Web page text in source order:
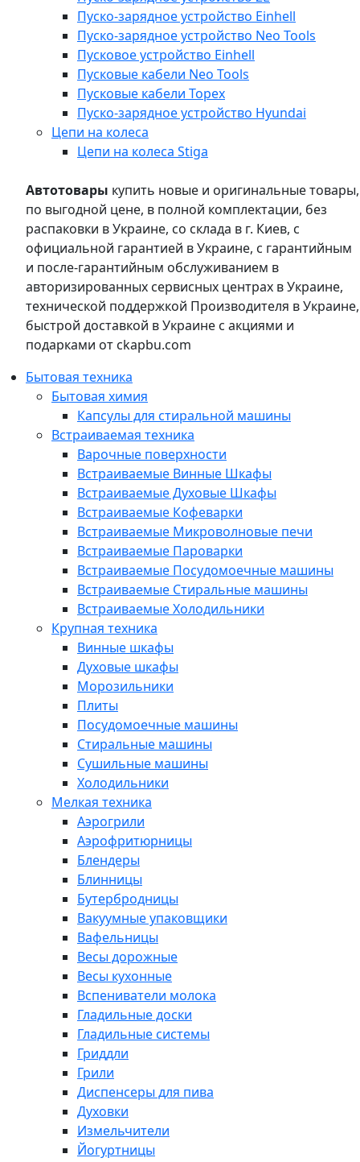
Пуско-зарядное устройство Einhell
Пуско-зарядное устройство Neo Tools
Пусковое устройство Einhell
Пусковые кабели Neo Tools
Пусковые кабели Topex
Пуско-зарядное устройство Hyundai
Цепи на колеса
Цепи на колеса Stiga
Автотовары купить новые и оригинальные товары,
по выгодной цене, в полной комплектации, без
распаковки в Украине, со склада в г. Киев, с
официальной гарантией в Украине, с гарантийным
и после-гарантийным обслуживанием в
авторизированных сервисных центрах в Украине,
технической поддержкой Производителя в Украине,
быстрой доставкой в Украине с акциями и
подарками от ckapbu.com
Бытовая техника
Бытовая химия
Капсулы для стиральной машины
Встраиваемая техника
Варочные поверхности
Встраиваемые Винные Шкафы
Встраиваемые Духовые Шкафы
Встраиваемые Кофеварки
Встраиваемые Микроволновые печи
Встраиваемые Пароварки
Встраиваемые Посудомоечные машины
Встраиваемые Стиральные машины
Встраиваемые Холодильники
Крупная техника
Винные шкафы
Духовые шкафы
Морозильники
Плиты
Посудомоечные машины
Стиральные машины
Сушильные машины
Холодильники
Мелкая техника
Аэрогрили
Аэрофритюрницы
Блендеры
Блинницы
Бутербродницы
Вакуумные упаковщики
Вафельницы
Весы дорожные
Весы кухонные
Вспениватели молока
Гладильные доски
Гладильные системы
Гриддли
Грили
Диспенсеры для пива
Духовки
Измельчители
Йогуртницы